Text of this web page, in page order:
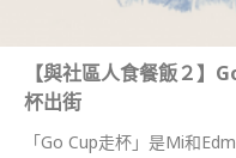
【與社區人食餐飯２】
杯出街
「Go Cup走杯」是Mi和